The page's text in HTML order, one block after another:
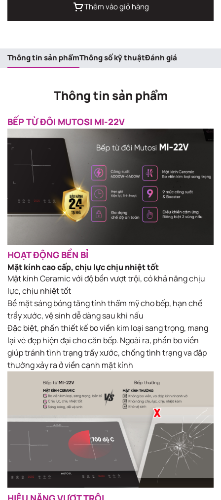
Thêm vào giỏ hàng
Thông tin sản phẩmThông số kỹ thuậtĐánh giá
Thông tin sản phẩm
BẾP TỪ ĐÔI MUTOSI MI-22V
HOẠT ĐỘNG BỀN BỈ
Mặt kính cao cấp, chịu lực chịu nhiệt tốt
Mặt kính Ceramic với độ bền vượt trội, có khả năng chịu
lực, chịu nhiệt tốt
Bề mặt sáng bóng tăng tính thẩm mỹ cho bếp, hạn chế
trầy xước, vệ sinh dễ dàng sau khi nấu
Đặc biệt, phần thiết kế bo viền kim loại sang trọng, mang
lại vẻ đẹp hiện đại cho căn bếp. Ngoài ra, phần bo viền
giúp tránh tình trạng trầy xước, chống tình trạng va đập
thường xảy ra ở viền cạnh mặt kính